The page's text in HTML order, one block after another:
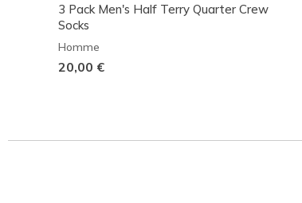
3 Pack Men's Half Terry Quarter Crew
Socks
Homme
20,00 €